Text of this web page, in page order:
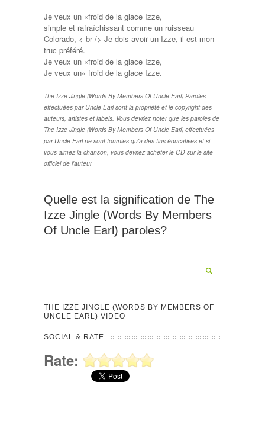
Je veux un «froid de la glace Izze,
simple et rafraîchissant comme un ruisseau
Colorado, < br /> Je dois avoir un Izze, il est mon
truc préféré.
Je veux un «froid de la glace Izze,
Je veux un« froid de la glace Izze.
The Izze Jingle (Words By Members Of Uncle Earl) Paroles
effectuées par Uncle Earl sont la propriété et le copyright des
auteurs, artistes et labels. Vous devriez noter que les paroles de
The Izze Jingle (Words By Members Of Uncle Earl) effectuées
par Uncle Earl ne sont fournies qu'à des fins éducatives et si
vous aimez la chanson, vous devriez acheter le CD sur le site
officiel de l'auteur
Quelle est la signification de The
Izze Jingle (Words By Members
Of Uncle Earl) paroles?
THE IZZE JINGLE (WORDS BY MEMBERS OF
UNCLE EARL) VIDEO
SOCIAL & RATE
Rate: